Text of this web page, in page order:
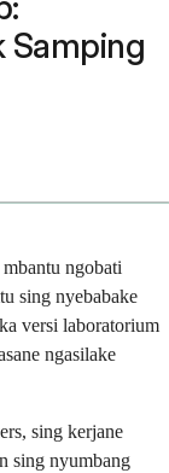
Samping
ngobati
sing nyebabake
versi laboratorium
ngasilake
sing kerjane
sing nyumbang